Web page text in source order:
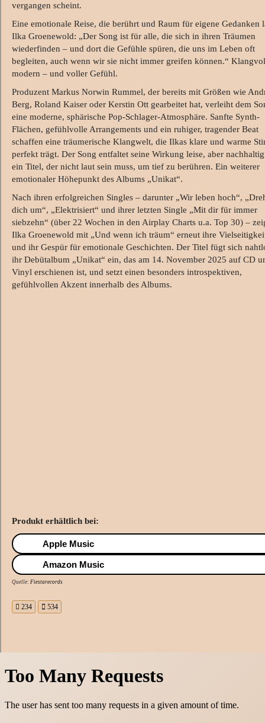
vergangen scheint.
Eine emotionale Reise, die berührt und Raum für eigene Gedanken
Ilka Groenewold: „Der Song ist für alle, die sich in ihren Träumen
wiederfinden – und dort die Gefühle spüren, die uns im Leben oft
begleiten, auch wenn wir sie nicht immer greifen können.“
modern – und voller Gefühl.
Produzent Markus Norwin Rummel, der bereits mit Größen wie
Berg, Roland Kaiser oder Kerstin Ott gearbeitet hat, verleiht dem
eine moderne, sphärische Pop-Schlager-Atmosphäre. Sanfte Synth-
Flächen, gefühlvolle Arrangements und ein ruhiger, tragender Beat
schaffen eine träumerische Klangwelt, die Ilkas klare und warme
perfekt trägt. Der Song entfaltet seine Wirkung leise, aber
ein Titel, der nicht laut sein muss, um tief zu berühren. Ein weiterer
emotionaler Höhepunkt des Albums „Unikat“.
Nach ihren erfolgreichen Singles – darunter „Wir leben hoch“,
dich um“, „Elektrisiert“ und ihrer letzten Single „Mit dir für immer
siebzehn“ (über 22 Wochen in den Airplay Charts u.a. Top 30) –
Ilka Groenewold mit „Und wenn ich träum“ erneut ihre
und ihr Gespür für emotionale Geschichten. Der Titel fügt sich
ihr Debütalbum „Unikat“ ein, das am 14. November 2025 auf CD
Vinyl erschienen ist, und setzt einen besonders introspektiven,
gefühlvollen Akzent innerhalb des Albums.
Produkt erhältlich bei:
Apple Music
Amazon Music
Quelle: Fiestarecords
234 534